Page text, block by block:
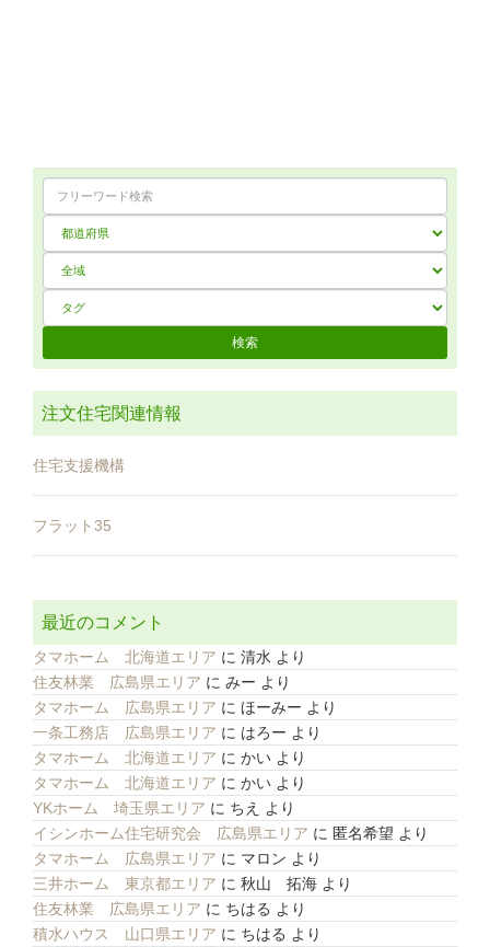
注文住宅関連情報
住宅支援機構
フラット35
最近のコメント
タマホーム 北海道エリア に 清水 より
住友林業 広島県エリア に みー より
タマホーム 広島県エリア に ほーみー より
一条工務店 広島県エリア に はろー より
タマホーム 北海道エリア に かい より
タマホーム 北海道エリア に かい より
YKホーム 埼玉県エリア に ちえ
より
イシンホーム住宅研究会 広島県エリア に 匿名希望 より
タマホーム 広島県エリア に マロン より
三井ホーム 東京都エリア に 秋山 拓海 より
住友林業 広島県エリア に ちはる より
積水ハウス 山口県エリア に ちはる より